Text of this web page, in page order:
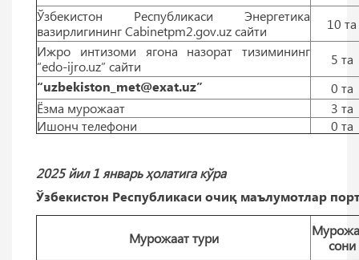
Ўзбекистон Республикаси Энергетика
вазирлигининг Cabinetpm2.gov.uz сайти
10 тa
Ижро интизоми ягона назорат тизимининг
“edo-ijro.uz” сайти
5 тa
“uzbekiston_met@exat.uz”
0 тa
Ёзма мурожаат
3 тa
Ишонч телефони
0 тa
2025 йил 1 январь ҳолатига кўра
Ўзбекистон Республикаси очиқ маълумотлар
Мурожаат тури
сони